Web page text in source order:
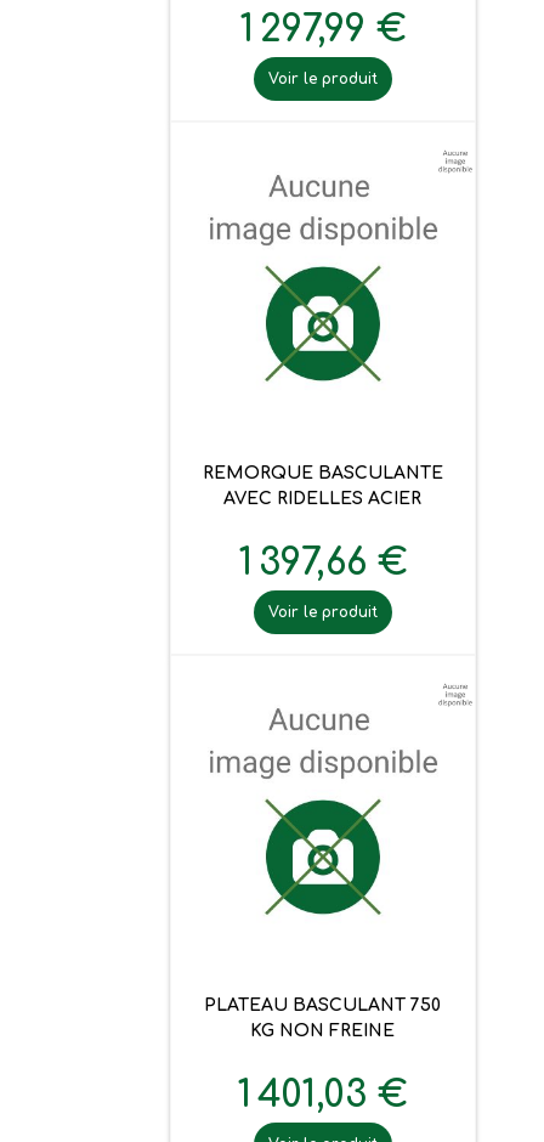
1 297,99 €
Voir le produit
REMORQUE BASCULANTE
AVEC RIDELLES ACIER
1 397,66 €
Voir le produit
PLATEAU BASCULANT 750
KG NON FREINE
1 401,03 €